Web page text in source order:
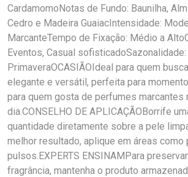
CardamomoNotas de Fundo: Baunilha,
Cedro e Madeira GuaiacIntensidade:
MarcanteTempo de Fixação: Médio a
Eventos, Casual sofisticadoSazonalidade:
PrimaveraOCASIÃOIdeal para quem
elegante e versátil, perfeita para
para quem gosta de perfumes marcantes
dia.CONSELHO DE APLICAÇÃOBorrife
quantidade diretamente sobre a pele
melhor resultado, aplique em áreas como
pulsos.EXPERTS ENSINAMPara
fragrância, mantenha o produto